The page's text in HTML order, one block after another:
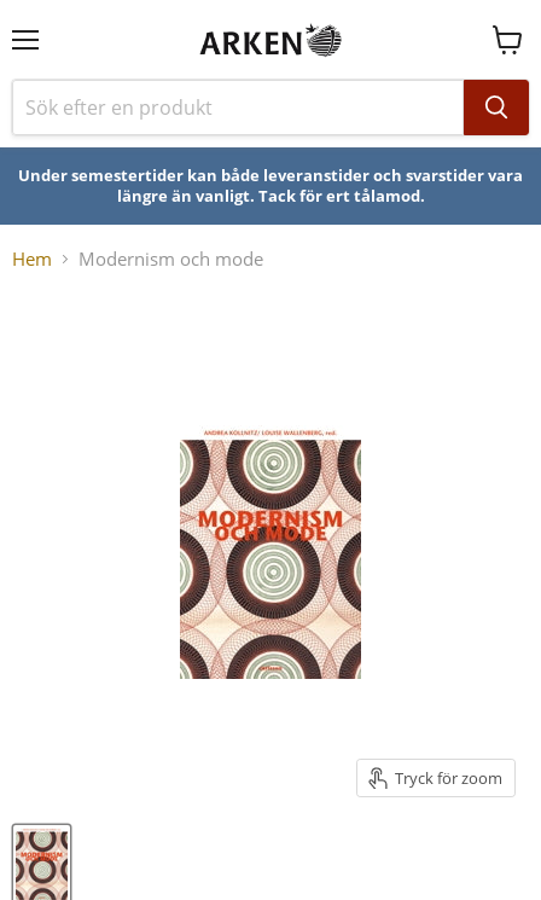
Se
Under semestertider kan både leveranstider och svarstider vara
längre än vanligt. Tack för ert tålamod.
Hem Modernism och mode
Tryck för zoom